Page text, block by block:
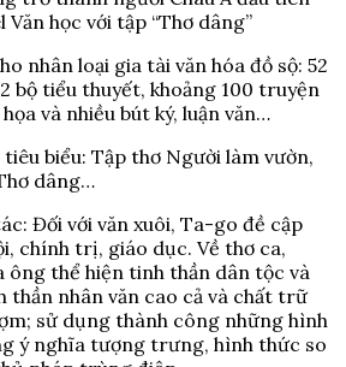
học với tập “Thơ dâng”
nhân loại gia tài văn hóa đồ sộ: 52
bộ tiểu thuyết, khoảng 100 truyện
và nhiều bút ký, luận văn…
biểu: Tập thơ Người làm vườn,
dâng…
Đối với văn xuôi, Ta-go đề cập
chính trị, giáo dục. Về thơ ca,
ông thể hiện tinh thần dân tộc và
thần nhân văn cao cả và chất trữ
sử dụng thành công những hình
ý nghĩa tượng trưng, hình thức so